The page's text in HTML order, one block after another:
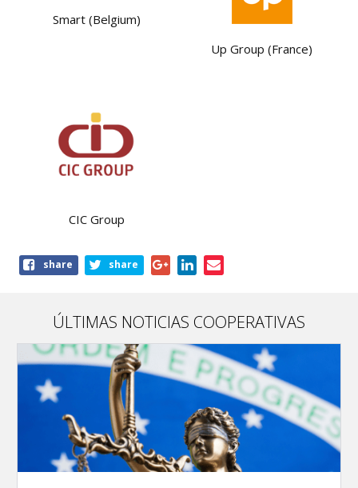
Smart (Belgium)
Up Group (France)
CIC Group
Shareshare share
ÚLTIMAS NOTICIAS COOPERATIVAS